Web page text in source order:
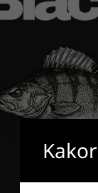
Kakor